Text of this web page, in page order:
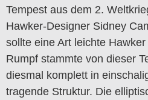
Tempest aus dem 2.
Hawker-Designer Sidney
sollte eine Art leichte
Rumpf stammte von dieser
diesmal komplett in
tragende Struktur. Die